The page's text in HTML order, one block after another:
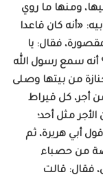
ومنها ما روي
«أنه كان قاعدا
فقال: يا
أنه سمع رسول الله
من بيتها وصلى
أجر، كل قيراط
مثل أحد؛
أبي هريرة، ثم
من حصباء
فقال: قالت